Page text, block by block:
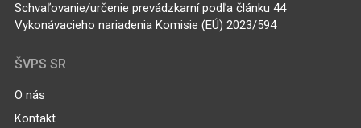
Schvaľovanie/určenie prevádzkarní podľa článku 44
Vykonávacieho nariadenia Komisie (EÚ) 2023/594
ŠVPS SR
O nás
Kontakt